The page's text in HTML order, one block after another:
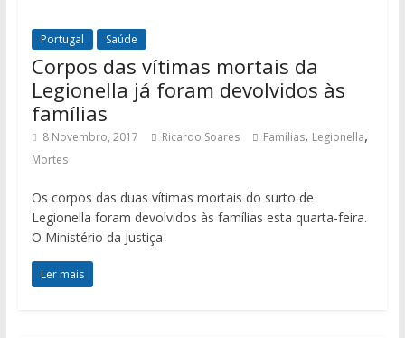
Portugal Saúde
Corpos das vítimas mortais da
Legionella já foram devolvidos às
famílias
8 Novembro, 2017 Ricardo Soares Famílias, Legionella,
Mortes
Os corpos das duas vítimas mortais do surto de
Legionella foram devolvidos às famílias esta quarta-feira.
O Ministério da Justiça
Ler mais